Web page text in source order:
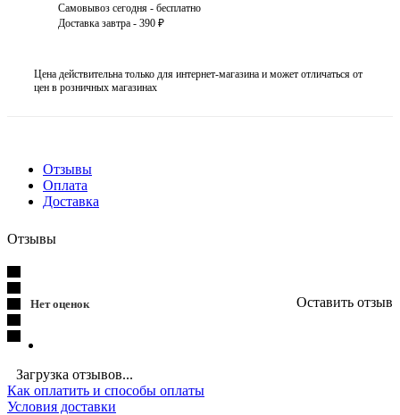
Самовывоз сегодня - бесплатно
Доставка завтра - 390 ₽
Цена действительна только для интернет-магазина и может отличаться от
цен в розничных магазинах
Отзывы
Оплата
Доставка
Отзывы
Нет оценок Оставить отзыв
Загрузка отзывов...
Как оплатить и способы оплаты
Условия доставки